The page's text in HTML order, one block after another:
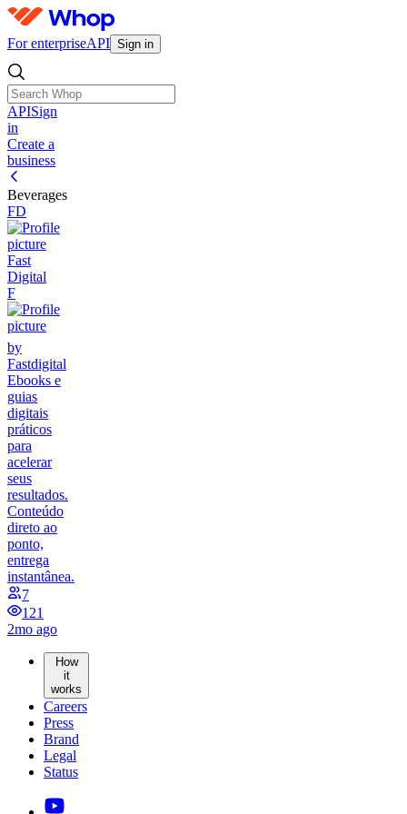
For enterpriseAPI Sign in
APISign
in
Create a
business
Beverages
FD
Fast
Digital
F
by
Fastdigital
Ebooks e
guias
digitais
práticos
para
acelerar
seus
resultados.
Conteúdo
direto ao
ponto,
entrega
instantânea.
7
121
2mo ago
How
it
works
Careers
Press
Brand
Legal
Status